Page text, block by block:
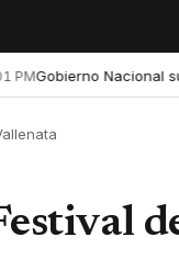
Gobierno Nacional